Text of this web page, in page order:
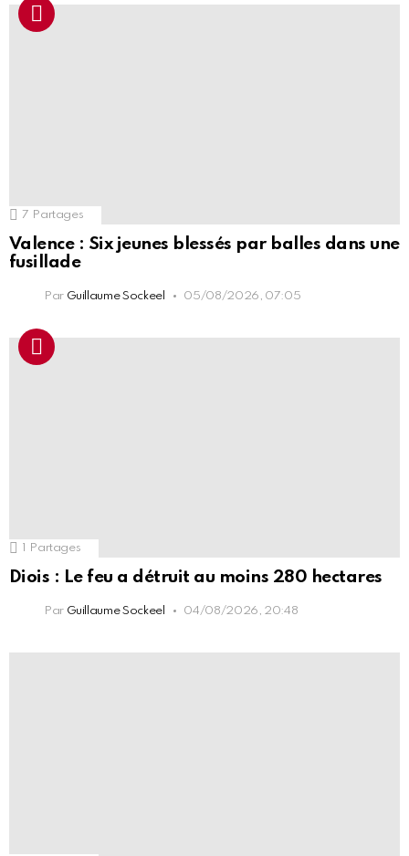
7 Partages
Valence : Six jeunes blessés par balles dans une
fusillade
Par Guillaume Sockeel 05/08/2026, 07:05
1 Partages
Diois : Le feu a détruit au moins 280 hectares
Par Guillaume Sockeel 04/08/2026, 20:48